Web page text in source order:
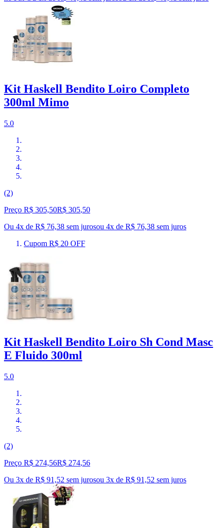
Kit Haskell Bendito Loiro Completo
300ml Mimo
5.0
(2)
Preço R$ 305,50R$ 305,50
Ou 4x de R$ 76,38 sem jurosou 4x de R$ 76,38 sem juros
Cupom R$ 20 OFF
Kit Haskell Bendito Loiro Sh Cond Masc
E Fluido 300ml
5.0
(2)
Preço R$ 274,56R$ 274,56
Ou 3x de R$ 91,52 sem jurosou 3x de R$ 91,52 sem juros